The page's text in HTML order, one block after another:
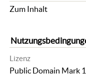
Zum Inhalt
Lizenz
Public Domain Mark